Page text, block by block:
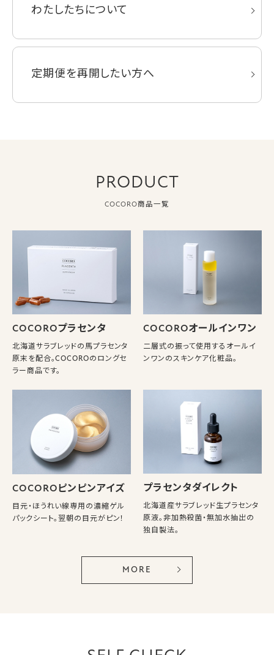
わたしたちについて
定期便を再開したい方へ
PRODUCT
COCORO商品一覧
COCOROプラセンタ
北海道サラブレッドの馬プラセンタ
原末を配合。COCOROのロングセ
ラー商品です。
COCOROオールインワン
二層式の振って使用するオールイ
ンワンのスキンケア化粧品。
COCOROピンピンアイズ
目元・ほうれい線専用の濃縮ゲル
パックシート。翌朝の目元がピン！
プラセンタダイレクト
北海道産サラブレッド生プラセンタ
原液。非加熱殺菌・無加水抽出の
独自製法。
MORE